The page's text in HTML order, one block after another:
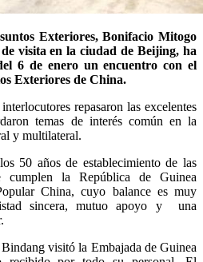
Exteriores, Bonifacio Mitogo
visita en la ciudad de Beijing, ha
6 de enero un encuentro con el
Exteriores de China.
repasaron las excelentes
temas de interés común en la
y multilateral.
50 años de establecimiento de las
cumplen la República de Guinea
China, cuyo balance es muy
sincera, mutuo apoyo y una
visitó la Embajada de Guinea